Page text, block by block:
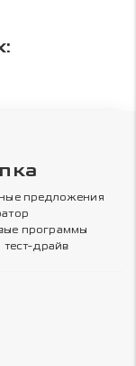
предложения
программы
тест-драйв